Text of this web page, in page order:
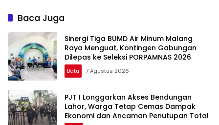
Baca Juga
Sinergi Tiga BUMD Air Minum Malang
Raya Menguat, Kontingen Gabungan
Dilepas ke Seleksi PORPAMNAS 2026
Batu 7 Agustus 2026
PJT I Longgarkan Akses Bendungan
Lahor, Warga Tetap Cemas Dampak
Ekonomi dan Ancaman Penutupan Total